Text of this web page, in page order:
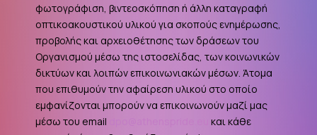
φωτογράφιση, βιντεοσκόπηση ή άλλη καταγραφή
οπτικοακουστικού υλικού για σκοπούς ενημέρωσης,
προβολής και αρχειοθέτησης των δράσεων του
Οργανισμού μέσω της ιστοσελίδας, των κοινωνικών
δικτύων και λοιπών επικοινωνιακών μέσων. Άτομα
που επιθυμούν την αφαίρεση υλικού στο οποίο
εμφανίζονται μπορούν να επικοινωνούν μαζί μας
μέσω του email
και κάθε